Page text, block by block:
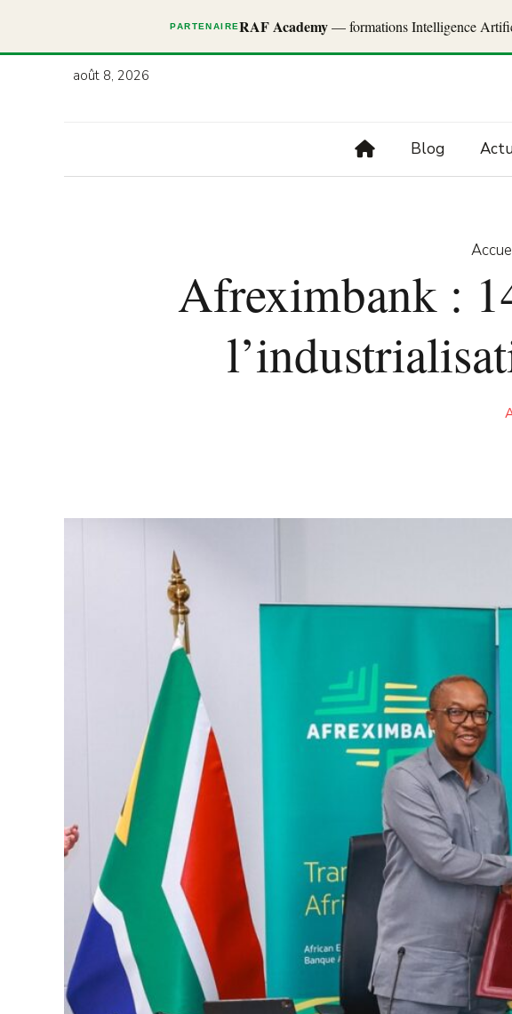
PARTENAIRERAF Academy— formations Intelligence
août 8, 2026
Blog
Afreximbank :